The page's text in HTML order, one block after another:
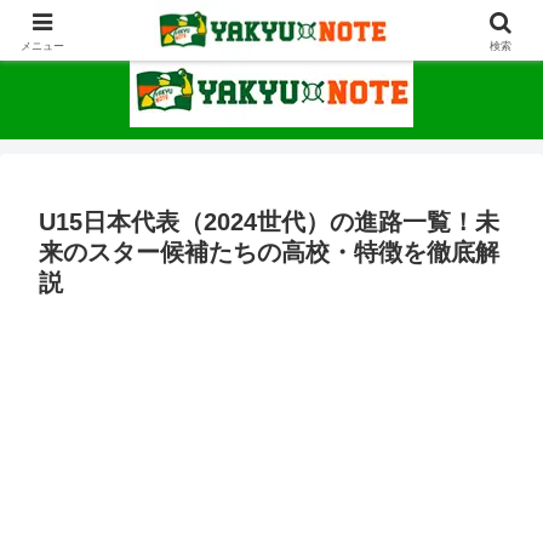
野球が上手くなるための情報サイト
U15日本代表（2024世代）の進路一覧！未
来のスター候補たちの高校・特徴を徹底解
説
メニュー 検索